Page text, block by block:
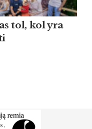
tol, kol yra